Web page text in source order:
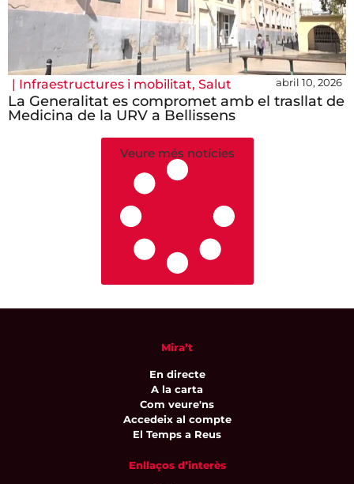
| Infraestructures i mobilitat, Salut abril 10, 2026
La Generalitat es compromet amb el trasllat de
Medicina de la URV a Bellissens
Veure més notícies
Mira’t
En directe
A la carta
Com veure'ns
Accedeix al compte
El Temps a Reus
Enllaços d’interès